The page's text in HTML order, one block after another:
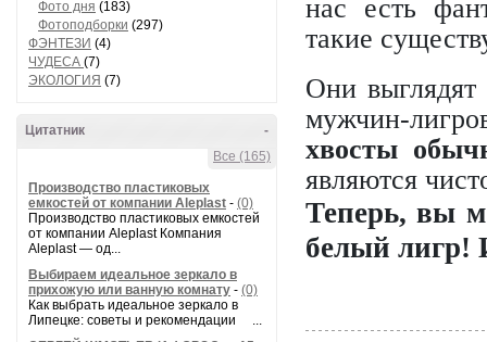
Фото дня (183)
Фотоподборки (297)
ФЭНТЕЗИ (4)
ЧУДЕСА (7)
ЭКОЛОГИЯ (7)
-
Цитатник
Все (165)
Производство пластиковых
емкостей от компании Aleplast - (0)
Производство пластиковых емкостей
от компании Aleplast Компания
Aleplast — од...
Выбираем идеальное зеркало в
прихожую или ванную комнату - (0)
Как выбрать идеальное зеркало в
Липецке: советы и рекомендации ...
нас есть
такие
Они выглядят
мужчин-
хвосты
являются
Теперь, вы
белый лигр!